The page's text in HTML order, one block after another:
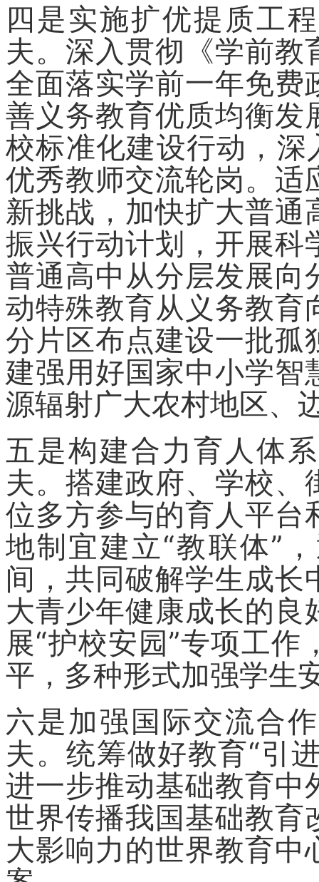
四是实施扩优提质工
夫。深入贯彻《学前
全面落实学前一年免费
善义务教育优质均衡发
校标准化建设行动，深
优秀教师交流轮岗。适
新挑战，加快扩大普通
振兴行动计划，开展科
普通高中从分层发展向
动特殊教育从义务教育
分片区布点建设一批孤
建强用好国家中小学智
源辐射广大农村地区、
五是构建合力育人体
夫。搭建政府、学校
位多方参与的育人平台
地制宜建立“教联体”
间，共同破解学生成
大青少年健康成长的良
展“护校安园”专项工
平，多种形式加强学生
六是加强国际交流合
夫。统筹做好教育“引
进一步推动基础教育中
世界传播我国基础教育
大影响力的世界教育中